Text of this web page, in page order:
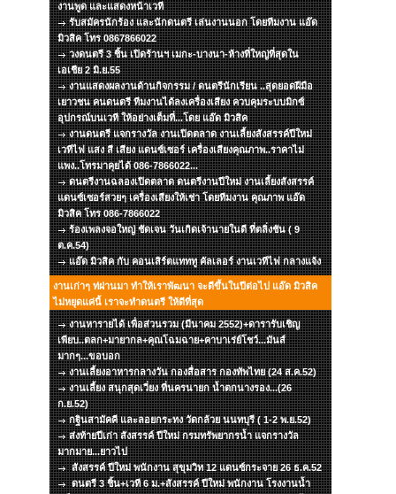
งานพูด และแสดงหน้าเวที
รับสมัครนักร้อง และนักดนตรี เล่นงานนอก โดยทีมงาน แอ๊ด
มิวสิค โทร 0867866022
วงดนตรี 3 ชิ้น เปิดร้านฯ เมกะ-บางนา-ห้างที่ใหญ่ที่สุดใน
เอเชีย 2 มิ.ย.55
งานแสดงผลงานด้านกิจกรรม / ดนตรีนักเรียน ..สุดยอดฝีมือ
เยาวชน คนดนตรี ทีมงานได้ลงเครื่องเสียง ควบคุมระบบมิกซ์
อุปกรณ์บนเวที ให้อย่างเต็มที่...โดย แอ๊ด มิวสิค
งานดนตรี แจกรางวัล งานเปิดตลาด งานเลี้ยงสังสรรค์ปีใหม่
เวทีไฟ แสง สี เสียง แดนซ์เซอร์ เครื่องเสียงคุณภาพ..ราคาไม่
แพง..โทรมาคุยได้ 086-7866022...
ดนตรีงานฉลองเปิดตลาด ดนตรีงานปีใหม่ งานเลี้ยงสังสรรค์
แดนซ์เซอร์สวยๆ เครื่องเสียงให้เช่า โดยทีมงาน คุณภาพ แอ๊ด
มิวสิค โทร 086-7866022
ร้องเพลงจอใหญ่ ชัดเจน วันเกิดเจ้านายในดี ที่ตลิ่งชัน ( 9
ต.ค.54)
แอ๊ด มิวสิค กับ คอนเสิร์ตแทททู คัลเลอร์ งานเวทีไฟ กลางแจ้ง
งานเก่าๆ ท่ผ่านมา ทำให้เราพัฒนา จะดีขึ้นในปีต่อไป แอ๊ด มิวสิค
ไม่หยุดแค่นี้ เราจะทำดนตรี ให้ดีที่สุด
งานหารายได้ เพื่อส่วนรวม (มีนาคม 2552)+ดารารับเชิญ
เพียบ..ตลก+มายากล+คุณโฉมฉาย+คาบาเร่ย์โชว์...มันส์
มากๆ...ขอบอก
งานเลี้ยงอาหารกลางวัน กองสื่อสาร กองทัพไทย (24 ส.ค.52)
งานเลี้ยง สนุกสุดเวี่ยง ที่นครนายก น้ำตกนางรอง...(26
ก.ย.52)
กฐินสามัคคี และลอยกระทง วัดกล้วย นนทบุรี ( 1-2 พ.ย.52)
ส่งท้ายปีเก่า สังสรรค์ ปีใหม่ กรมทรัพยากรน้ำ แจกรางวัล
มากมาย...ยาวไป
สังสรรค์ ปีใหม่ พนักงาน สุขุมวิท 12 แดนซ์กระจาย 26 ธ.ค.52
ดนตรี 3 ชิ้น+เวที 6 ม.+สังสรรค์ ปีใหม่ พนักงาน โรงงานน้ำ